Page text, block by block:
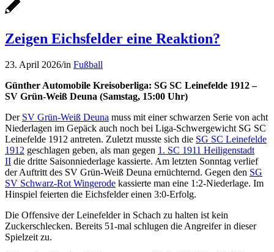
Zeigen Eichsfelder eine Reaktion?
23. April 2026/in Fußball
Günther Automobile Kreisoberliga: SG SC Leinefelde 1912 –
SV Grün-Weiß Deuna (Samstag, 15:00 Uhr)
Der SV Grün-Weiß Deuna muss mit einer schwarzen Serie von acht
Niederlagen im Gepäck auch noch bei Liga-Schwergewicht SG SC
Leinefelde 1912 antreten. Zuletzt musste sich die SG SC Leinefelde
1912 geschlagen geben, als man gegen 1. SC 1911 Heiligenstadt
II die dritte Saisonniederlage kassierte. Am letzten Sonntag verlief
der Auftritt des SV Grün-Weiß Deuna ernüchternd. Gegen den SG
SV Schwarz-Rot Wingerode kassierte man eine 1:2-Niederlage. Im
Hinspiel feierten die Eichsfelder einen 3:0-Erfolg.
Die Offensive der Leinefelder in Schach zu halten ist kein
Zuckerschlecken. Bereits 51-mal schlugen die Angreifer in dieser
Spielzeit zu.